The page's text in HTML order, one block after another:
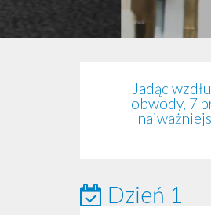
Jadąc
obwody, 7
Dzień 1